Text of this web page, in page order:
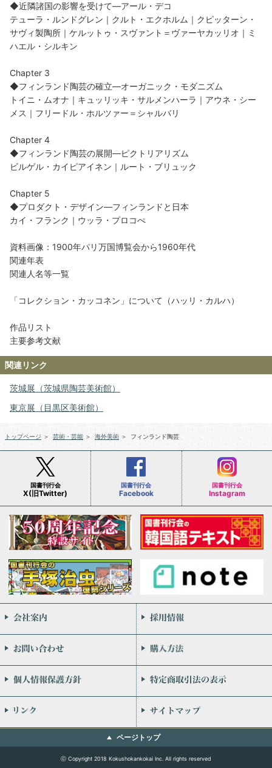
◆近隣諸国の影響を受けて―アール・デコ
テューラ・ルンドグレン｜クルト・エクホルム｜クピッターン・
サヴィ製陶所｜ケルットゥ・スヴァント＝ヴァーヤカッリオ｜ミ
ハエル・シルキン
Chapter 3
◆フィンランド陶芸の確立―オーガニック・モダニズム
トイニ・ムオナ｜キュッリッキ・サルメンハーラ｜アウネ・シー
メス｜フリードル・ホルツァー＝シャルバリ
Chapter 4
◆フィンランド陶芸の展開―ピクトリアリズム
ビルゲル・カイピアイネン｜ルート・ブリュック
Chapter 5
◆プロダクト・デザイン―フィンランドと日本
カイ・フランク｜ウッラ・プロコぺ
資料画像：1900年パリ万国博覧会から1960年代
関連年表
関連人名等一覧
「コレクション・カッコネン」について（ハッリ・カルハ）
作品リスト
主要参考文献
関連リンク
茨城展（茨城県陶芸美術館）
東京展（目黒区美術館）
トップページ ＞ 芸術・芸能 ＞ 海外美術 ＞ フィンランド陶芸
国書刊行会
X(旧Twitter)
国書刊行会
Facebook
国書刊行会
Instagram
会社案内
お問い合わせ
個人情報保護方針
リンク
ページトップ
ⓒ Copyright 2018 Kokushokankokai Inc. All rights reserved